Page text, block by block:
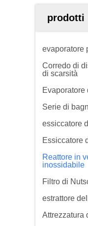
prodotti
evaporatore
Corredo di
di scarsità
Serie di
essiccatore
Essiccatore
Reattore in
inossidabile
Filtro di
estrattore
Attrezzatura